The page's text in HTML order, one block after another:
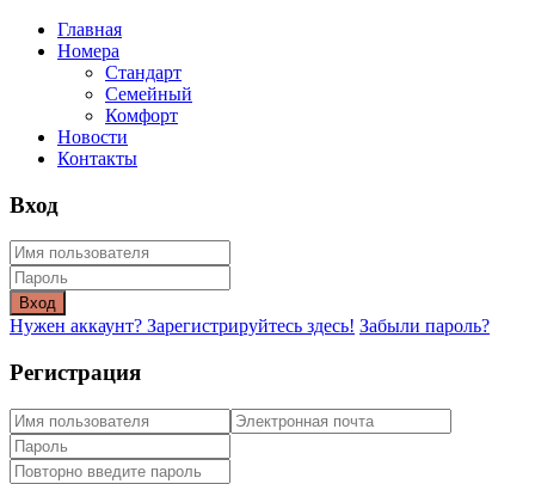
Главная
Номера
Стандарт
Семейный
Комфорт
Новости
Контакты
Вход
Вход
Нужен аккаунт? Зарегистрируйтесь здесь! Забыли пароль?
Регистрация